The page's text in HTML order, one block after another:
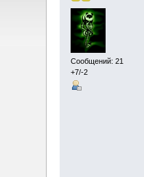
Сообщений: 21
+7/-2